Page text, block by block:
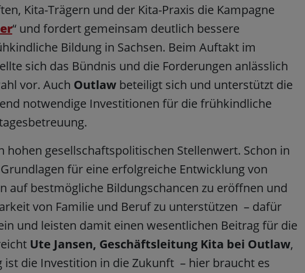
Kita-Trägern und der Kita-Praxis die Kampagne
“ und fordert gemeinsam deutlich bessere
Bildung in Sachsen. Beim Auftakt im
sich das Bündnis und die Forderungen anlässlich
vor. Auch Outlaw beteiligt sich und unterstützt die
notwendige Investitionen für die frühkindliche
hohen gesellschaftspolitischen Stellenwert. Schon in
für eine erfolgreiche Entwicklung von
auf bestmögliche Bildungschancen zu eröffnen und
von Familie und Beruf zu unterstützen – dafür
und leisten damit einen wesentlichen Beitrag für die
Ute Jansen, Geschäftsleitung Kita bei Outlaw,
die Investition in die Zukunft – hier braucht es